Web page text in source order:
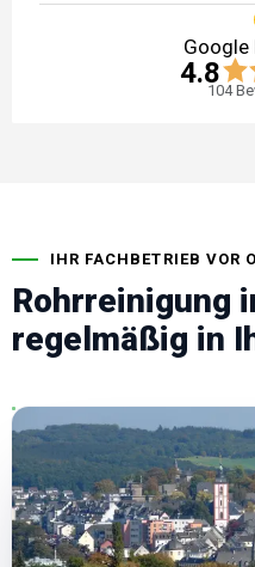
Google
4.8
104
IHR FACHBETRIEB VOR
Rohrreinigung
regelmäßig in